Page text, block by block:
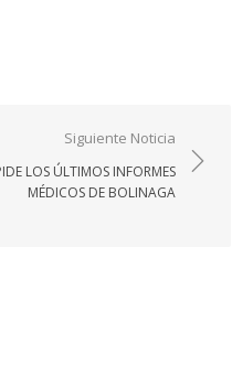
Siguiente Noticia
LOS ÚLTIMOS INFORMES
MÉDICOS DE BOLINAGA